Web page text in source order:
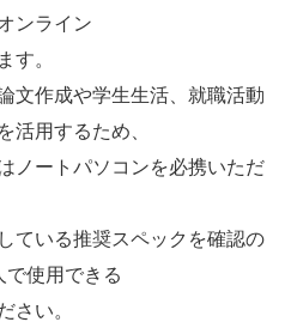
ンライン
す。
文作成や学生生活、就職活動
活用するため、
ノートパソコンを必携いただ
ている推奨スペックを確認の
で使用できる
さい。